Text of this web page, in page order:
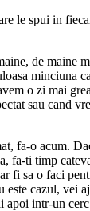
le spui in
de maine
minciuna
o zi mai
sau cand
fa-o acum.
fa-ti timp
fi sa o faci
este cazul, vei
apoi intr-un